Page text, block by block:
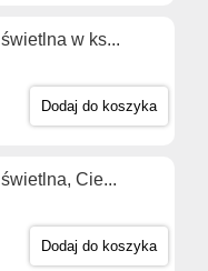
w ks...
Dodaj do koszyka
Cie...
Dodaj do koszyka